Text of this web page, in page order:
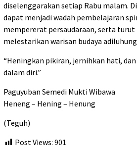
diselenggarakan setiap Rabu malam.
dapat menjadi wadah pembelajaran
mempererat persaudaraan, serta turut
melestarikan warisan budaya
“Heningkan pikiran, jernihkan hati,
dalam diri.”
Paguyuban Semedi Mukti Wibawa
Heneng – Hening – Henung
(Teguh)
Post Views: 901